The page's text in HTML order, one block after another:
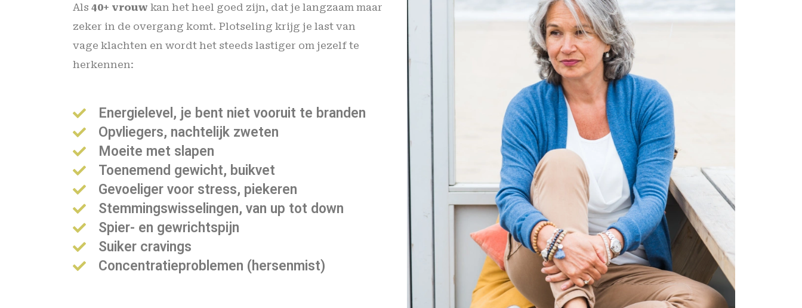
Als 40+ vrouw kan het heel goed zijn, dat je langzaam maar
zeker in de overgang komt. Plotseling krijg je last van
vage klachten en wordt het steeds lastiger om jezelf te
herkennen:
Energielevel, je bent niet vooruit te branden
Opvliegers, nachtelijk zweten
Moeite met slapen
Toenemend gewicht, buikvet
Gevoeliger voor stress, piekeren
Stemmingswisselingen, van up tot down
Spier- en gewrichtspijn
Suiker cravings
Concentratieproblemen (hersenmist)